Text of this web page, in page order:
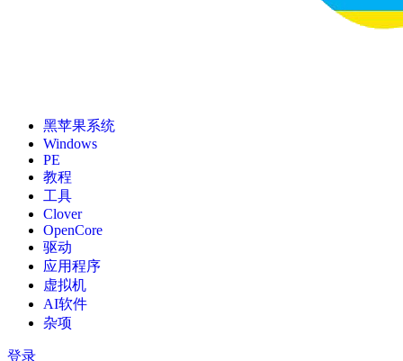
黑苹果系统
Windows
PE
教程
工具
Clover
OpenCore
驱动
应用程序
虚拟机
AI软件
杂项
登录